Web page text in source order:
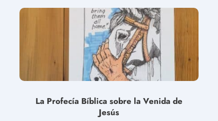
La Profecía Bíblica sobre la Venida de
Jesús